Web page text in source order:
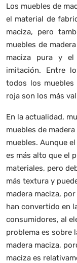
Los muebles de
el material de
maciza, pero
muebles de
maciza pura y
imitación. Entre
todos los muebles
roja son los más
En la actualidad,
muebles de
muebles. Aunque
es más alto que el
materiales, pero
más textura y
madera maciza,
han convertido en
consumidores, al
problema es sobre
madera maciza,
maciza es